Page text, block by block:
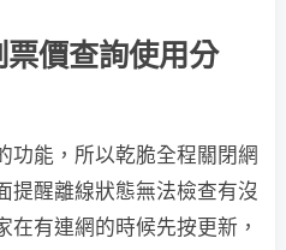
價查詢使用分
功能，所以乾脆全程關閉網
提醒離線狀態無法檢查有沒
在有連網的時候先按更新，